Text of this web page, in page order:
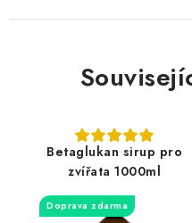
Betaglukan sirup pro
zvířata 1000ml
Doprava zdarma